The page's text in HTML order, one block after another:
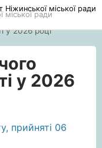
міської ради
у 2026 році
у 2026
прийняті 06